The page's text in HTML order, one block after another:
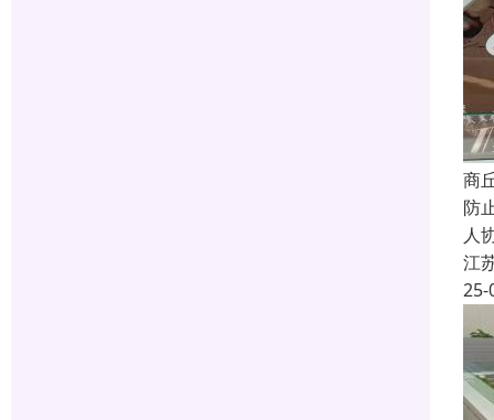
商
防
人
江
25-